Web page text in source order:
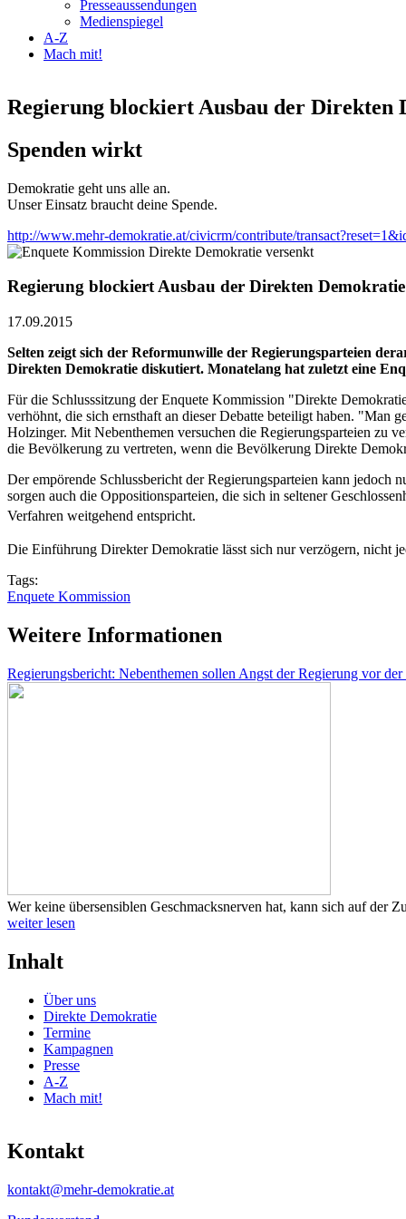
Presseaussendungen
Medienspiegel
A-Z
Mach mit!
Regierung blockiert Ausbau der
Spenden wirkt
Demokratie geht uns alle an.
Unser Einsatz braucht deine Spende.
http://www.mehr-demokratie.at/civicrm/contribute/
Regierung blockiert Ausbau der Direkten
17.09.2015
Selten zeigt sich der Reformunwille der Regierungsparteien
Direkten Demokratie diskutiert. Monatelang hat zuletzt eine
Für die Schlusssitzung der Enquete Kommission "Direkte
verhöhnt, die sich ernsthaft an dieser Debatte beteiligt haben. "Man
Holzinger. Mit Nebenthemen versuchen die Regierungsparteien zu
die Bevölkerung zu vertreten, wenn die Bevölkerung Direkte
Der empörende Schlussbericht der Regierungsparteien kann
sorgen auch die Oppositionsparteien, die sich in seltener
Verfahren weitgehend entspricht.
Die Einführung Direkter Demokratie lässt sich nur verzögern, nicht
Tags:
Enquete Kommission
Weitere Informationen
Regierungsbericht: Nebenthemen sollen Angst der Regierung vor
Wer keine übersensiblen Geschmacksnerven hat, kann sich auf der
weiter lesen
Inhalt
Über uns
Direkte Demokratie
Termine
Kampagnen
Presse
A-Z
Mach mit!
Kontakt
kontakt@mehr-demokratie.at